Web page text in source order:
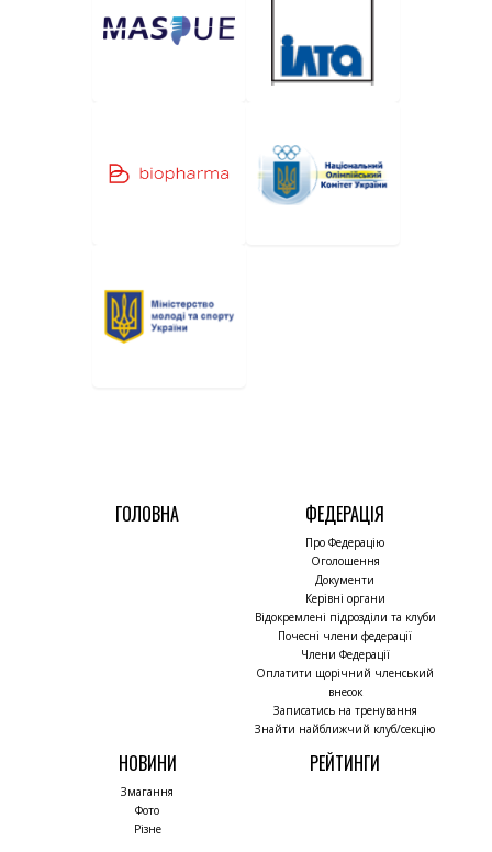
ГОЛОВНА ФЕДЕРАЦІЯ
Про Федерацію
Оголошення
Документи
Керівні органи
Відокремлені підрозділи та клуби
Почесні члени федерації
Члени Федерації
Оплатити щорічний членський
внесок
Записатись на тренування
Знайти найближчий клуб/секцію
НОВИНИ
Змагання
Фото
Різне
РЕЙТИНГИ